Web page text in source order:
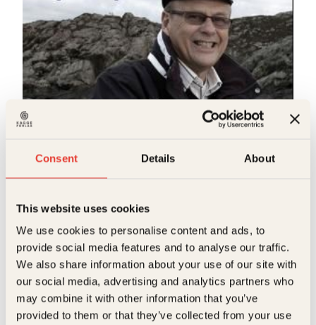
Consent Details About
This website uses cookies
We use cookies to personalise content and ads, to
provide social media features and to analyse our traffic.
We also share information about your use of our site with
our social media, advertising and analytics partners who
may combine it with other information that you’ve
provided to them or that they’ve collected from your use
Olav Garvik
Innbundet Les mer
Jacob Trumpy